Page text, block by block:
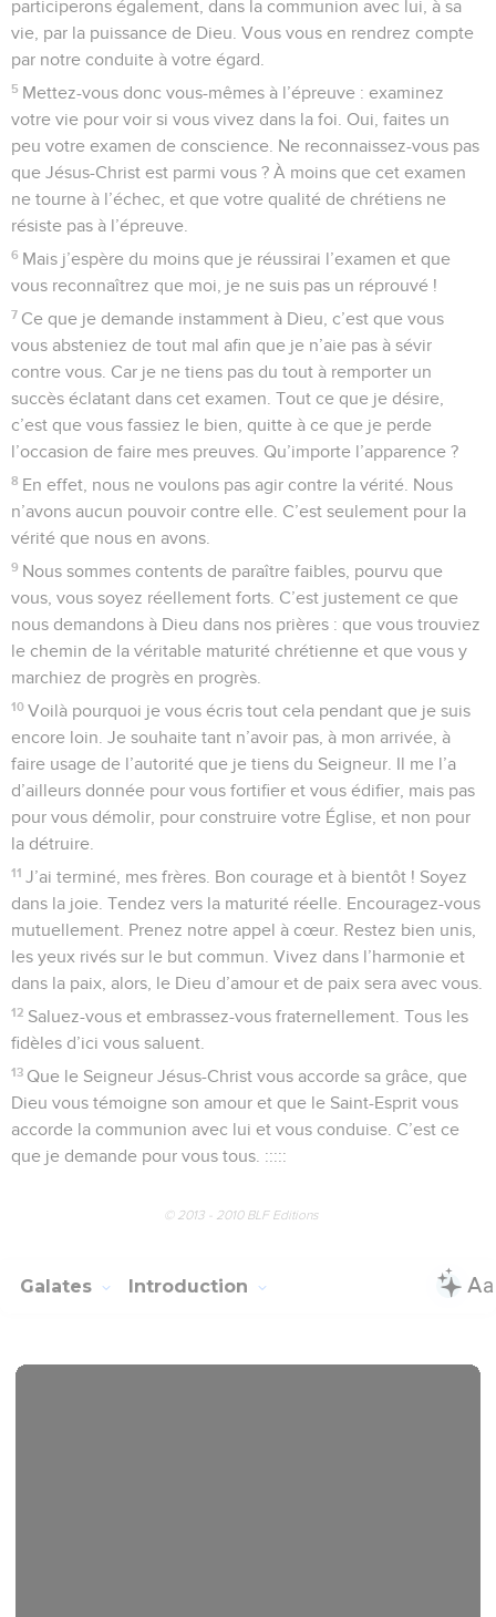
participerons également, dans la communion avec lui, à sa
vie, par la puissance de Dieu. Vous vous en rendrez compte
par notre conduite à votre égard.
5 Mettez-vous donc vous-mêmes à l’épreuve : examinez
votre vie pour voir si vous vivez dans la foi. Oui, faites un
peu votre examen de conscience. Ne reconnaissez-vous pas
que Jésus-Christ est parmi vous ? À moins que cet examen
ne tourne à l’échec, et que votre qualité de chrétiens ne
résiste pas à l’épreuve.
6 Mais j’espère du moins que je réussirai l’examen et que
vous reconnaîtrez que moi, je ne suis pas un réprouvé !
7 Ce que je demande instamment à Dieu, c’est que vous
vous absteniez de tout mal afin que je n’aie pas à sévir
contre vous. Car je ne tiens pas du tout à remporter un
succès éclatant dans cet examen. Tout ce que je désire,
c’est que vous fassiez le bien, quitte à ce que je perde
l’occasion de faire mes preuves. Qu’importe l’apparence ?
8 En effet, nous ne voulons pas agir contre la vérité. Nous
n’avons aucun pouvoir contre elle. C’est seulement pour la
vérité que nous en avons.
9 Nous sommes contents de paraître faibles, pourvu que
vous, vous soyez réellement forts. C’est justement ce que
nous demandons à Dieu dans nos prières : que vous trouviez
le chemin de la véritable maturité chrétienne et que vous y
marchiez de progrès en progrès.
10 Voilà pourquoi je vous écris tout cela pendant que je suis
encore loin. Je souhaite tant n’avoir pas, à mon arrivée, à
faire usage de l’autorité que je tiens du Seigneur. Il me l’a
d’ailleurs donnée pour vous fortifier et vous édifier, mais pas
pour vous démolir, pour construire votre Église, et non pour
la détruire.
11 J’ai terminé, mes frères. Bon courage et à bientôt ! Soyez
dans la joie. Tendez vers la maturité réelle. Encouragez-vous
mutuellement. Prenez notre appel à cœur. Restez bien unis,
les yeux rivés sur le but commun. Vivez dans l’harmonie et
dans la paix, alors, le Dieu d’amour et de paix sera avec vous.
12 Saluez-vous et embrassez-vous fraternellement. Tous les
fidèles d’ici vous saluent.
13 Que le Seigneur Jésus-Christ vous accorde sa grâce, que
Dieu vous témoigne son amour et que le Saint-Esprit vous
accorde la communion avec lui et vous conduise. C’est ce
que je demande pour vous tous. :::::
© 2013 - 2010 BLF Editions
Galates Introduction